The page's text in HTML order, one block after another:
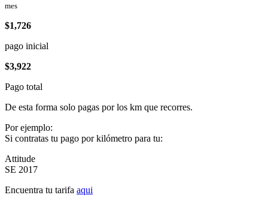
mes
$1,726
pago inicial
$3,922
Pago total
De esta forma solo pagas por los km que recorres.
Por ejemplo:
Si contratas tu pago por kilómetro para tu:
Attitude
SE 2017
Encuentra tu tarifa aqui